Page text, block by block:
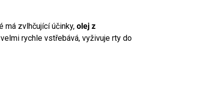
má zvlhčující účinky, olej z
rychle vstřebává, vyživuje rty do